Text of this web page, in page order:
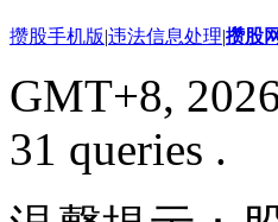
攒股手机版|违法信息处理|攒股
GMT+8,
31 queries .